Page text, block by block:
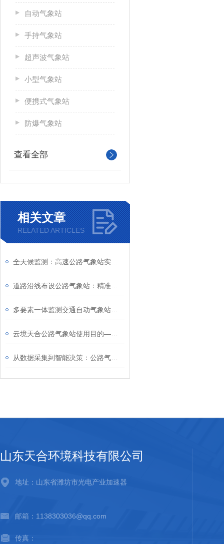
自动气象站
手持气象站
超声波气象站
小型气象站
便携式气象站
防爆气象站
查看全部
相关文章
RELATED ARTICLES
山东天合环境科技有限公司
地址：山东省潍坊市光电产业加速器
邮箱：1138303036@qq.com
传真：